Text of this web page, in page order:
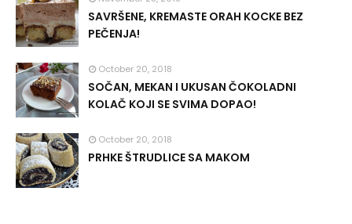
SAVRŠENE, KREMASTE ORAH KOCKE BEZ
PEČENJA!
October 20, 2018
SOČAN, MEKAN I UKUSAN ČOKOLADNI
KOLAČ KOJI SE SVIMA DOPAO!
October 20, 2018
PRHKE ŠTRUDLICE SA MAKOM